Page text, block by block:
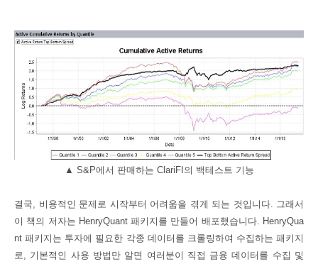
▲ S&P에서 판매하는 ClariFI의 백테스트 기능
결국, 비용적인 문제로 시작부터 어려움을 겪게 되는 것입니다. 그래서
이 책의 저자는 HenryQuant패키지를 만들어 배포했습니다. HenryQua
nt패키지는 투자에 필요한 각종 데이터를 크롤링하여 수집하는 패키지
로, 기본적인 사용 방법만 알면 여러분이 직접 금융 데이터를 수집 및